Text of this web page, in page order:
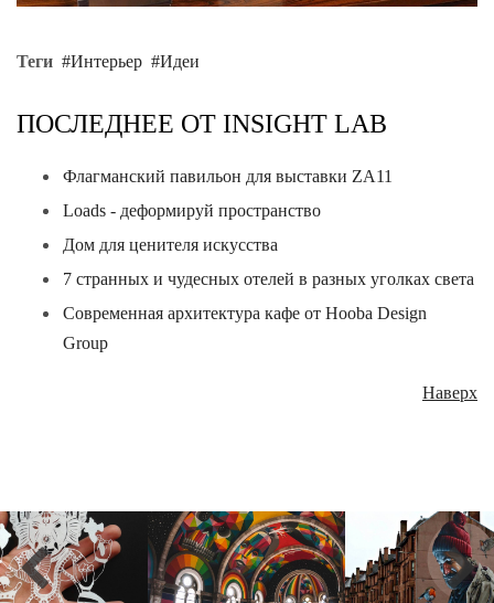
Теги Интерьер Идеи
ПОСЛЕДНЕЕ ОТ INSIGHT LAB
Флагманский павильон для выставки ZA11
Loads - деформируй пространство
Дом для ценителя искусства
7 странных и чудесных отелей в разных уголках света
Современная архитектура кафе от Hooba Design
Group
Наверх